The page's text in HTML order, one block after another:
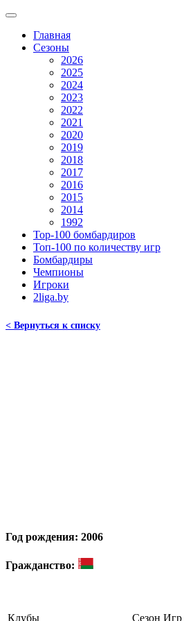
Главная
Сезоны
2026
2025
2024
2023
2022
2021
2020
2019
2018
2017
2016
2015
2014
1992
Top-100 бомбардиров
Топ-100 по количеству игр
Бомбардиры
Чемпионы
Игроки
2liga.by
< Вернуться к списку
Год рождения: 2006
Гражданство:
Клубы Сезон Игр